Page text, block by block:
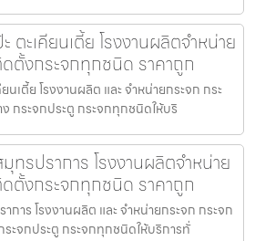
ตะเคียนเตี้ย โรงงานผลิตจำหน่าย
ตั้งกระจกทุกชนิด ราคาถูก
นเตี้ย โรงงานผลิต และ จำหน่ายกระจก กระ
กระจกประตู กระจกทุกชนิดให้บริ
ทรปราการ โรงงานผลิตจำหน่าย
ตั้งกระจกทุกชนิด ราคาถูก
การ โรงงานผลิต และ จำหน่ายกระจก กระจก
ะจกประตู กระจกทุกชนิดให้บริการทั่